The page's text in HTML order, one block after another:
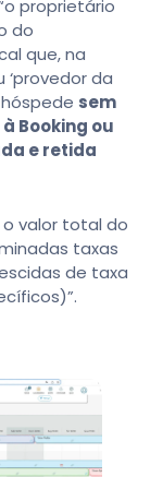
proprietário
do
que, na
‘provedor da
sem
Booking ou
e retida
valor total do
taxas
de taxa